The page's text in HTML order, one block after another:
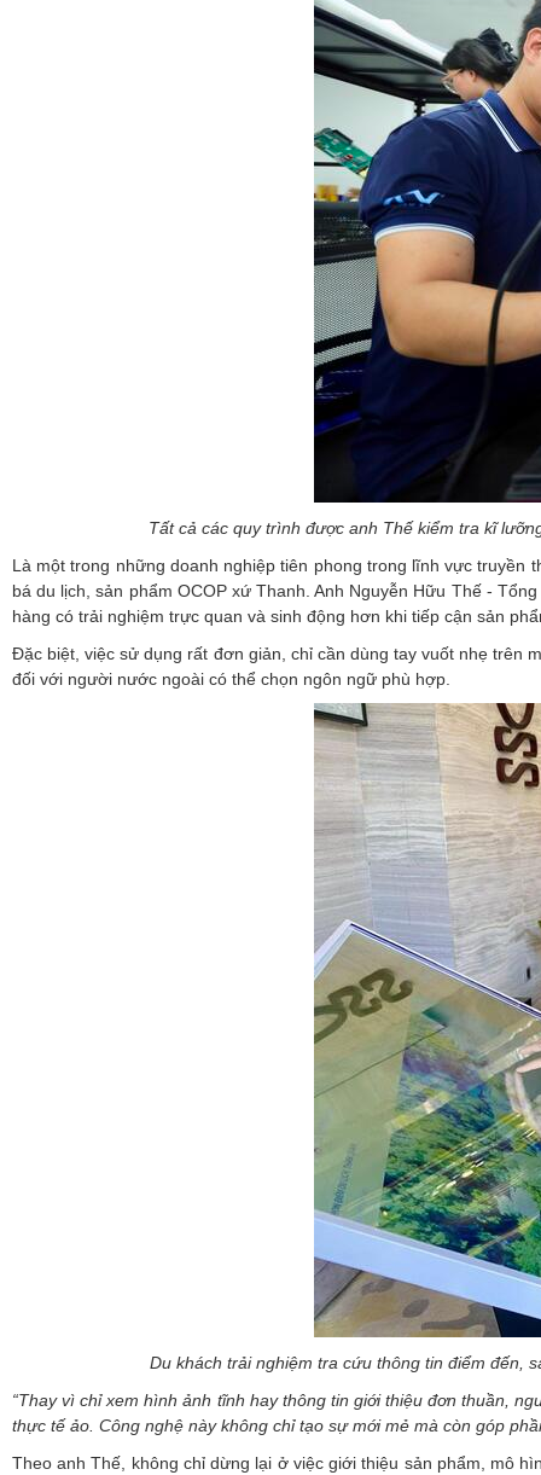
Tất cả các quy trình được anh Thế kiểm tra kĩ
Là một trong những doanh nghiệp tiên phong trong lĩnh vực
bá du lịch, sản phẩm OCOP xứ Thanh. Anh Nguyễn Hữu Thế -
hàng có trải nghiệm trực quan và sinh động hơn khi tiếp cận sản
Đặc biệt, việc sử dụng rất đơn giản, chỉ cần dùng tay vuốt nhẹ trên
đối với người nước ngoài có thể chọn ngôn ngữ phù hợp.
Du khách trải nghiệm tra cứu thông tin điểm đến,
“Thay vì chỉ xem hình ảnh tĩnh hay thông tin giới thiệu đơn thuần,
thực tế ảo. Công nghệ này không chỉ tạo sự mới mẻ mà còn góp
Theo anh Thế, không chỉ dừng lại ở việc giới thiệu sản phẩm, mô